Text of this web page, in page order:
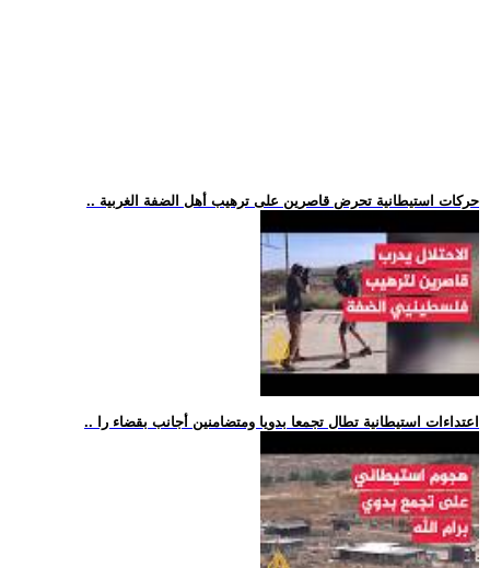
.. حركات استيطانية تحرض قاصرين على ترهيب أهل الضفة الغربية
.. اعتداءات استيطانية تطال تجمعا بدويا ومتضامنين أجانب بقضاء را